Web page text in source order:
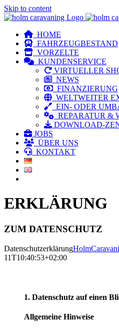
Skip to content
HOME
FAHRZEUGBESTAND
VORZELTE
KUNDENSERVICE
VIRTUELLER
NEWS
FINANZIERUNG
WELTWEITER
EIN- ODER
REPARATUR &
DOWNLOAD-
JOBS
ÜBER UNS
KONTAKT
ERKLÄRUNG
ZUM DATENSCHUTZ
Datenschutzerklärung
11T10:40:53+02:00
1. Datenschutz auf einen
Allgemeine Hinweise